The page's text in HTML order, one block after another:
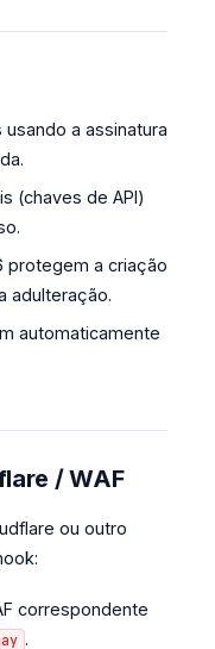
a assinatura
(chaves de API)
protegem a criação
adulteração.
automaticamente
/ WAF
ou outro
correspondente
.